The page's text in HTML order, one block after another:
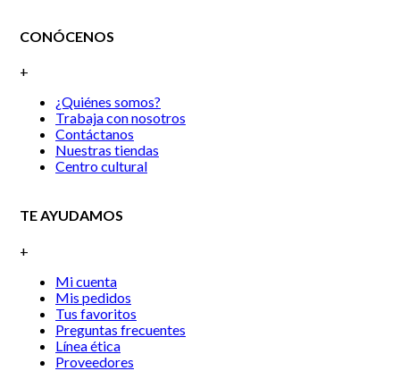
CONÓCENOS
+
¿Quiénes somos?
Trabaja con nosotros
Contáctanos
Nuestras tiendas
Centro cultural
TE AYUDAMOS
+
Mi cuenta
Mis pedidos
Tus favoritos
Preguntas frecuentes
Línea ética
Proveedores